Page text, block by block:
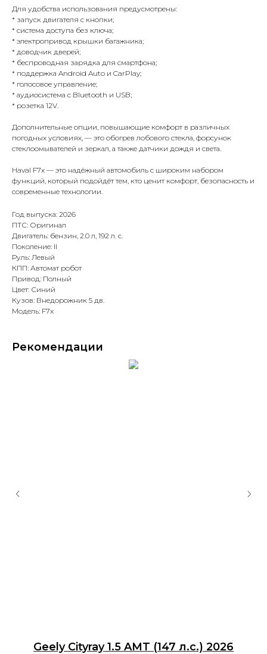
Для удобства использования предусмотрены:
* запуск двигателя с кнопки;
* система доступа без ключа;
* электропривод крышки багажника;
* доводчик дверей;
* беспроводная зарядка для смартфона;
* поддержка Android Auto и CarPlay;
* голосовое управление;
* аудиосистема с Bluetooth и USB;
* розетка 12V.
Дополнительные опции, повышающие комфорт в различных
погодных условиях, — это обогрев лобового стекла, форсунок
стеклоомывателей и зеркал, а также датчики дождя и света.
Haval F7x — это надёжный автомобиль с широким набором
функций, который подойдёт тем, кто ценит комфорт, безопасность и
современные технологии.
Год выпуска: 2026
ПТС: Оригинал
Двигатель: бензин, 2.0 л, 192 л. с.
Поколение: II
Руль: Левый
КПП: Автомат робот
Привод: Полный
Цвет: Синий
Кузов: Внедорожник 5 дв.
Модель: F7x
Рекомендации
Geely Cityray 1.5 AMT (147 л.с.) 2026